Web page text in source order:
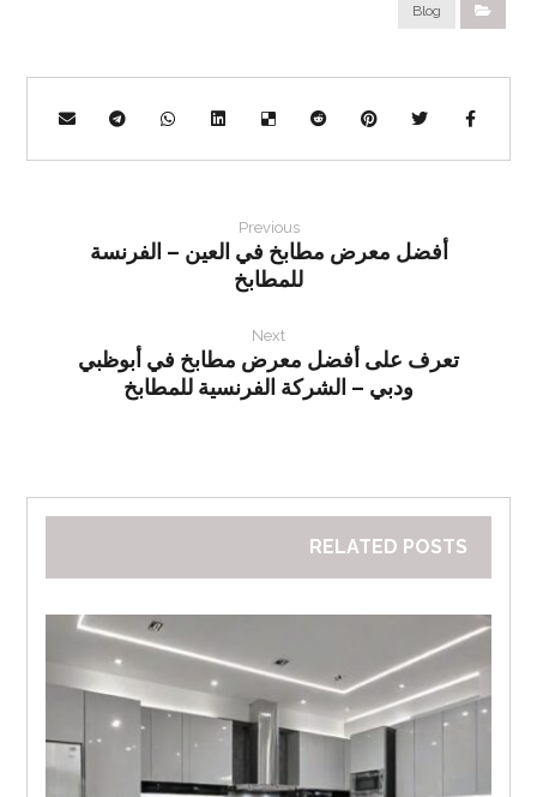
Blog
Previous
أفضل معرض مطابخ في العين – الفرنسة
للمطابخ
Next
تعرف على أفضل معرض مطابخ في أبوظبي
ودبي – الشركة الفرنسية للمطابخ
RELATED POSTS